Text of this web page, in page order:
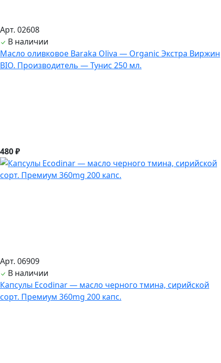
Арт. 02608
В наличии
Масло оливковое Baraka Oliva — Organic Экстра Виржин
BIO. Производитель — Тунис 250 мл.
480 ₽
Арт. 06909
В наличии
Капсулы Ecodinar — масло черного тмина, сирийской
сорт. Премиум 360mg 200 капс.